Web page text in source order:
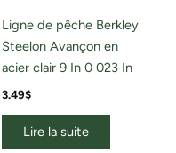
Ligne de pêche Berkley
Steelon Avançon en
acier clair 9 In 0 023 In
3.49$
Lire la suite